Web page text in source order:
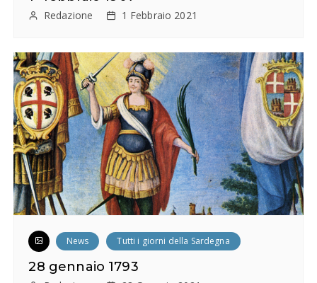
r
t
i
c
o
l
Redazione 1 Febbraio 2021
News Tutti i giorni della Sardegna
28 gennaio 1793